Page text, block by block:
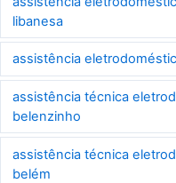
libanesa
assistência
assistência técnica
belenzinho
assistência técnica
belém